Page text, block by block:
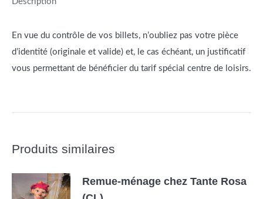
En vue du contrôle de vos billets, n’oubliez pas votre pièce
d’identité (originale et valide) et, le cas échéant, un justificatif
vous permettant de bénéficier du tarif spécial centre de loisirs.
Produits similaires
Remue-ménage chez Tante Rosa